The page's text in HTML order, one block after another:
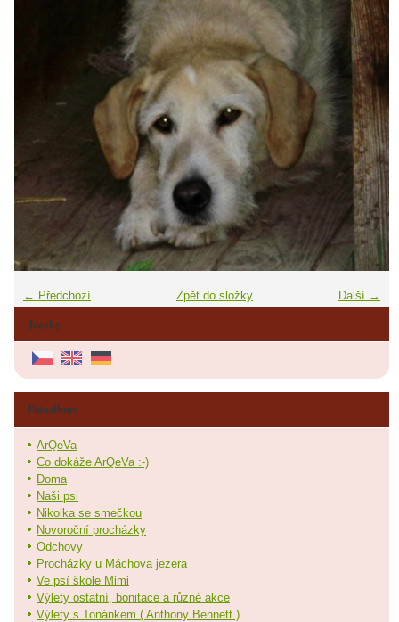
← Předchozí Další →
Zpět do složky
Jazyky
Fotoalbum
ArQeVa
Co dokáže ArQeVa :-)
Doma
Naši psi
Nikolka se smečkou
Novoroční procházky
Odchovy
Procházky u Máchova jezera
Ve psí škole Mimi
Výlety ostatní, bonitace a různé akce
Výlety s Tonánkem ( Anthony Bennett )